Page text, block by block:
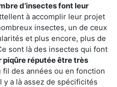
d’insectes font leur
à accomplir leur projet
insectes, un de ceux
et plus encore, plus de
sont là des insectes qui font
piqûre réputée être très
fil des années ou en fonction
a là assez de spécificités